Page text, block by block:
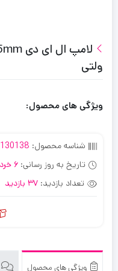
ولتی
ویژگی های محصول:
شناسه محصول: 130138
تاریخ به روز رسانی: 6 خرداد 1405
تعداد بازدید: 37 بازدید
ویژگی های محصول